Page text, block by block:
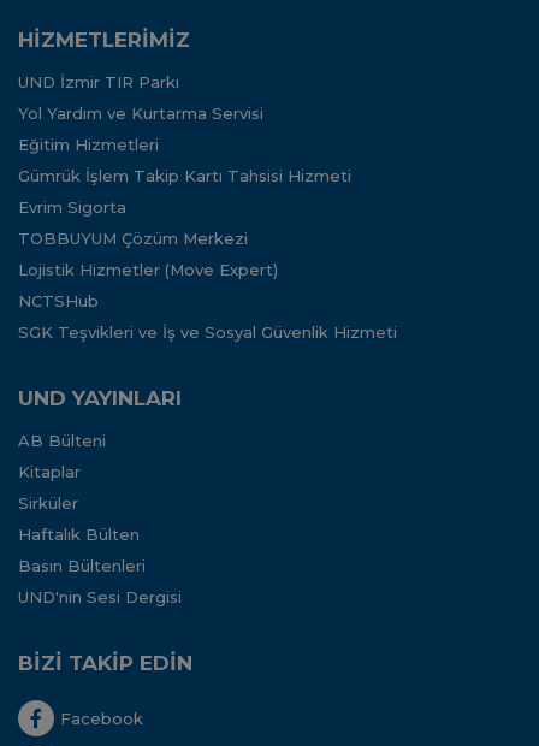
HİZMETLERİMİZ
UND İzmir TIR Parkı
Yol Yardım ve Kurtarma Servisi
Eğitim Hizmetleri
Gümrük İşlem Takip Kartı Tahsisi Hizmeti
Evrim Sigorta
TOBBUYUM Çözüm Merkezi
Lojistik Hizmetler (Move Expert)
NCTSHub
SGK Teşvikleri ve İş ve Sosyal Güvenlik Hizmeti
UND YAYINLARI
AB Bülteni
Kitaplar
Sirküler
Haftalık Bülten
Basın Bültenleri
UND'nin Sesi Dergisi
BİZİ TAKİP EDİN
Facebook